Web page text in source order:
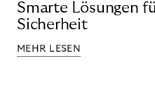
Smarte Lösungen
Sicherheit
MEHR LESEN